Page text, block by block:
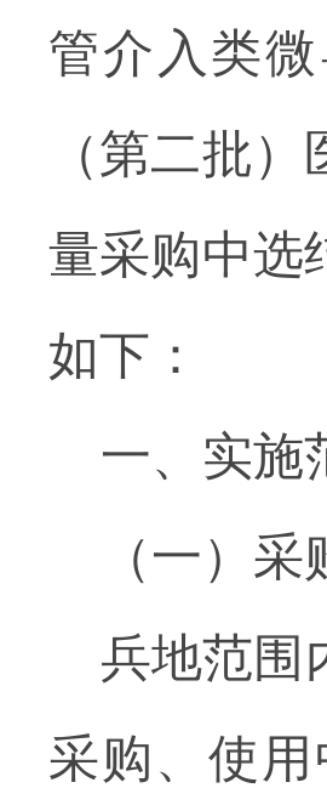
管介入类
（第二批
量采购中选
如下 ：
一、 实施
（一） 采
兵地范围
采购、使